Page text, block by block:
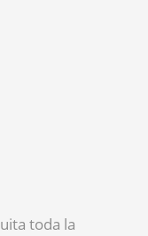
toda la